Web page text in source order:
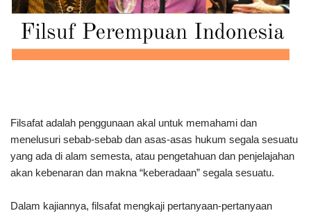
Filsafat adalah penggunaan akal untuk memahami dan
menelusuri sebab-sebab dan asas-asas hukum segala sesuatu
yang ada di alam semesta, atau pengetahuan dan penjelajahan
akan kebenaran dan makna “keberadaan” segala sesuatu.
Dalam kajiannya, filsafat mengkaji pertanyaan-pertanyaan